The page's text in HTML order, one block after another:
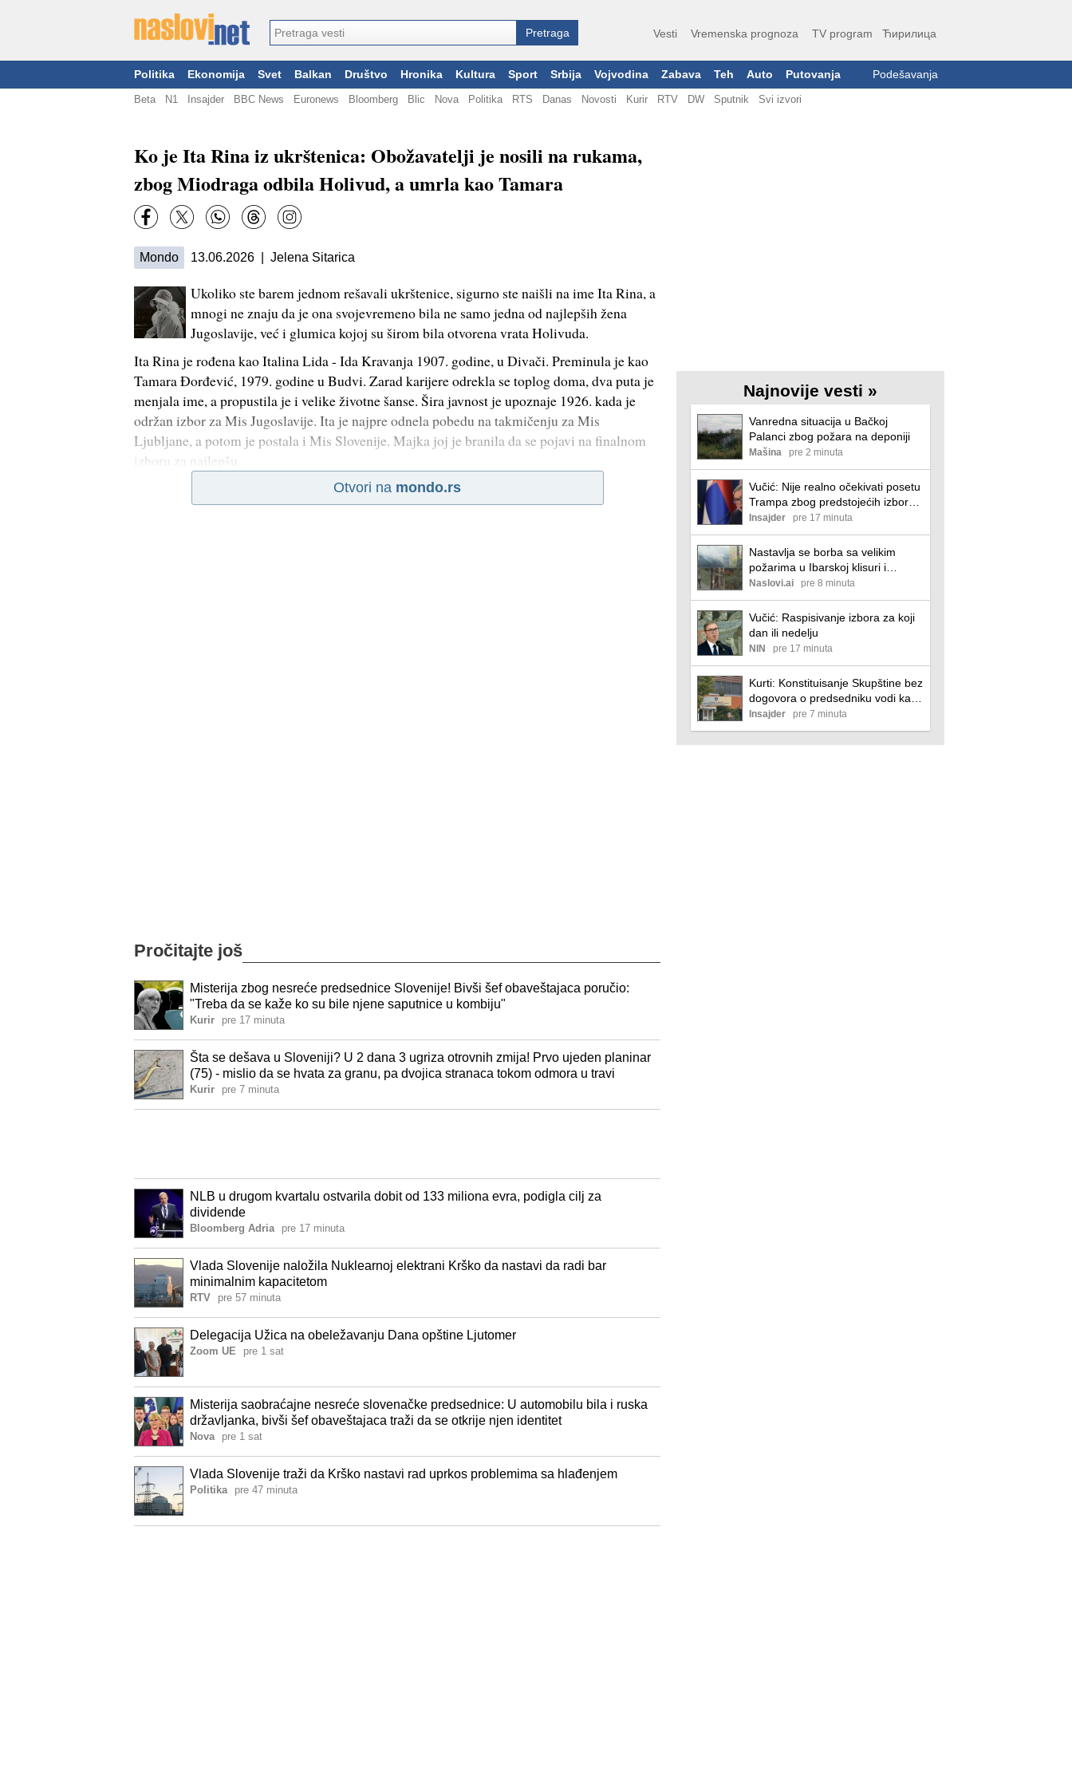
Vesti Vremenska prognoza TV program Ћирилица
Politika Ekonomija Svet Balkan Društvo Hronika Kultura Sport Srbija Vojvodina Zabava Teh Auto Putovanja Podešavanja
Beta N1 Insajder BBC News Euronews Bloomberg Blic Nova Politika RTS Danas Novosti Kurir RTV DW Sputnik Svi izvori
Ko je Ita Rina iz ukrštenica: Obožavatelji je nosili na rukama,
zbog Miodraga odbila Holivud, a umrla kao Tamara
Mondo 13.06.2026 | Jelena Sitarica
Ukoliko ste barem jednom rešavali ukrštenice, sigurno ste naišli na ime Ita Rina, a
mnogi ne znaju da je ona svojevremeno bila ne samo jedna od najlepših žena
Jugoslavije, već i glumica kojoj su širom bila otvorena vrata Holivuda.
Ita Rina je rođena kao Italina Lida - Ida Kravanja 1907. godine, u Divači. Preminula je kao
Tamara Đorđević, 1979. godine u Budvi. Zarad karijere odrekla se toplog doma, dva puta je
menjala ime, a propustila je i velike životne šanse. Šira javnost je upoznaje 1926. kada je
održan izbor za Mis Jugoslavije. Ita je najpre odnela pobedu na takmičenju za Mis
Ljubljane, a potom je postala i Mis Slovenije. Majka joj je branila da se pojavi na finalnom
izboru za najlepšu
Otvori na mondo.rs
Pročitajte još
Misterija zbog nesreće predsednice Slovenije! Bivši šef obaveštajaca poručio:
"Treba da se kaže ko su bile njene saputnice u kombiju"
Kurir pre 17 minuta
Šta se dešava u Sloveniji? U 2 dana 3 ugriza otrovnih zmija! Prvo ujeden planinar
(75) - mislio da se hvata za granu, pa dvojica stranaca tokom odmora u travi
Kurir pre 7 minuta
NLB u drugom kvartalu ostvarila dobit od 133 miliona evra, podigla cilj za
dividende
Bloomberg Adria pre 17 minuta
Vlada Slovenije naložila Nuklearnoj elektrani Krško da nastavi da radi bar
minimalnim kapacitetom
RTV pre 57 minuta
Delegacija Užica na obeležavanju Dana opštine Ljutomer
Zoom UE pre 1 sat
Misterija saobraćajne nesreće slovenačke predsednice: U automobilu bila i ruska
državljanka, bivši šef obaveštajaca traži da se otkrije njen identitet
Nova pre 1 sat
Vlada Slovenije traži da Krško nastavi rad uprkos problemima sa hlađenjem
Politika pre 47 minuta
Najnovije vesti »
Vanredna situacija u Bačkoj
Palanci zbog požara na deponiji
Mašina pre 2 minuta
Vučić: Nije realno očekivati posetu
Trampa zbog predstojećih izbora
u obe zemlje
Insajder pre 17 minuta
Nastavlja se borba sa velikim
požarima u Ibarskoj klisuri i
Deliblatskoj peščari
Naslovi.ai pre 8 minuta
Vučić: Raspisivanje izbora za koji
dan ili nedelju
NIN pre 17 minuta
Kurti: Konstituisanje Skupštine bez
dogovora o predsedniku vodi ka
novim izborima
Insajder pre 7 minuta